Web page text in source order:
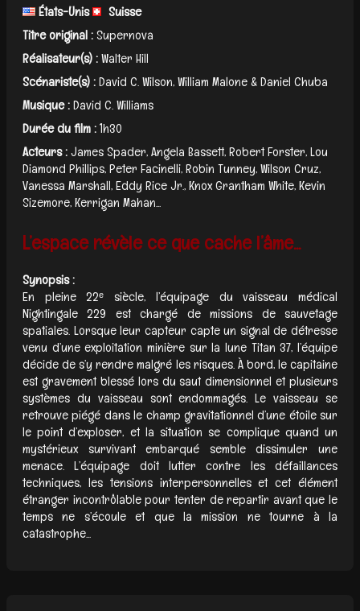
États-Unis
Suisse
Titre original :Supernova
Réalisateur(s) :Walter Hill
Scénariste(s) :David C. Wilson, William Malone & Daniel Chuba
Musique :David C. Williams
Durée du film :1h30
Acteurs :James Spader, Angela Bassett, Robert Forster, Lou
Diamond Phillips, Peter Facinelli, Robin Tunney, Wilson Cruz,
Vanessa Marshall, Eddy Rice Jr., Knox Grantham White, Kevin
Sizemore, Kerrigan Mahan...
L’espace révèle ce que cache l’âme...
Synopsis :
En pleine 22ᵉ siècle, l’équipage du vaisseau médical
Nightingale 229 est chargé de missions de sauvetage
spatiales. Lorsque leur capteur capte un signal de détresse
venu d’une exploitation minière sur la lune Titan 37, l’équipe
décide de s’y rendre malgré les risques. À bord, le capitaine
est gravement blessé lors du saut dimensionnel et plusieurs
systèmes du vaisseau sont endommagés. Le vaisseau se
retrouve piégé dans le champ gravitationnel d’une étoile sur
le point d’exploser, et la situation se complique quand un
mystérieux survivant embarqué semble dissimuler une
menace. L’équipage doit lutter contre les défaillances
techniques, les tensions interpersonnelles et cet élément
étranger incontrôlable pour tenter de repartir avant que le
temps ne s’écoule et que la mission ne tourne à la
catastrophe...